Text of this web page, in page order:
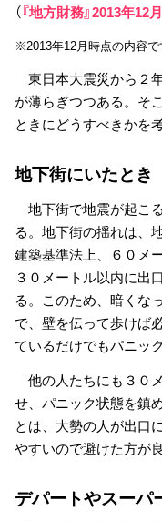
（『地方財務』2013年12
※2013年12月時点の内容で
東日本大震災から２
が薄らぎつつある。そ
ときにどうすべきかを
地下街にいたとき
地下街で地震が起こ
る。地下街の揺れは、
建築基準法上、６０メ
３０メートル以内に出
る。このため、暗くな
で、壁を伝って歩けば
ているだけでもパニッ
他の人たちにも３０
せ、パニック状態を鎮
とは、大勢の人が出口
やすいので避けた方が良
デパートやスーパ